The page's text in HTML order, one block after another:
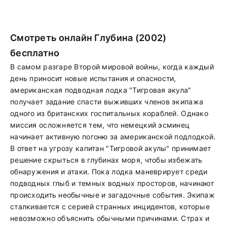
Смотреть онлайн Глубина (2002)
бесплатно
В самом разгаре Второй мировой войны, когда каждый
день приносит новые испытания и опасности,
американская подводная лодка "Тигровая акула"
получает задание спасти выживших членов экипажа
одного из британских госпитальных кораблей. Однако
миссия осложняется тем, что немецкий эсминец
начинает активную погоню за американской подлодкой.
В ответ на угрозу капитан "Тигровой акулы" принимает
решение скрыться в глубинах моря, чтобы избежать
обнаружения и атаки. Пока лодка маневрирует среди
подводных глыб и темных водных просторов, начинают
происходить необычные и загадочные события. Экипаж
сталкивается с серией странных инцидентов, которые
невозможно объяснить обычными причинами. Страх и